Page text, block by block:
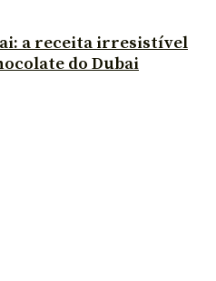
a receita irresistível
do Dubai